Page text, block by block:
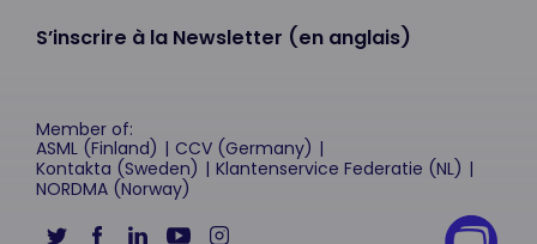
S’inscrire à la Newsletter (en anglais)
Member of:
ASML (Finland)
CCV (Germany)
Kontakta (Sweden)
Klantenservice Federatie (NL)
NORDMA (Norway)